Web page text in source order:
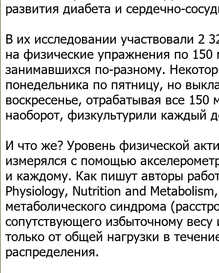
развития диабета и сердечно-
В их исследовании участвовали 2
на физические упражнения по 150
занимавшихся по-разному.
понедельника по пятницу, но
воскресенье, отрабатывая все
наоборот, физкультурили каждый
И что же? Уровень физической
измерялся с помощью
и каждому. Как пишут авторы
Physiology, Nutrition and
метаболического синдрома
сопутствующего избыточному весу
только от общей нагрузки в
распределения.